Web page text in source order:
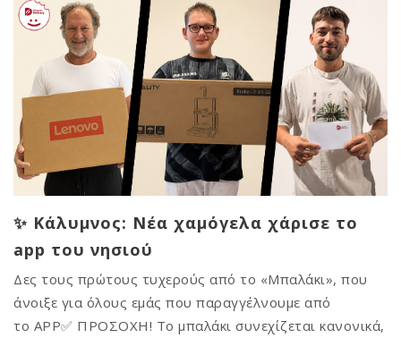
✨ Κάλυμνος: Νέα χαμόγελα χάρισε το
app του νησιού
Δες τους πρώτους τυχερούς από το «Μπαλάκι», που
άνοιξε για όλους εμάς που παραγγέλνουμε από
το APP✅ ΠΡΟΣΟΧΗ! Το μπαλάκι συνεχίζεται κανονικά,